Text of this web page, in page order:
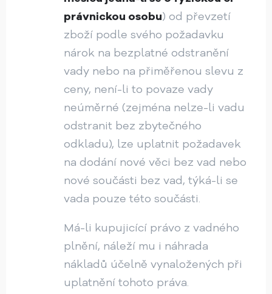
právnickou osobu) od převzetí
zboží podle svého požadavku
nárok na bezplatné odstranění
vady nebo na přiměřenou slevu z
ceny, není-li to povaze vady
neúměrné (zejména nelze-li vadu
odstranit bez zbytečného
odkladu), lze uplatnit požadavek
na dodání nové věci bez vad nebo
nové součásti bez vad, týká-li se
vada pouze této součásti.
Má-li kupujicící právo z vadného
plnění, náleží mu i náhrada
nákladů účelně vynaložených při
uplatnění tohoto práva.